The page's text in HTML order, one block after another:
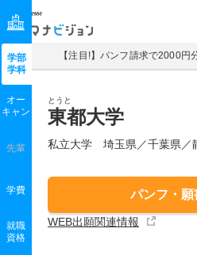
マナビジョン
【注目!】パンフ請求で2000円
とうと
東都大学
私立大学 埼玉県／千葉県／
パンフ・
WEB出願関連情報
学部
学科
オー
キャン
先輩
学費
就職
資格